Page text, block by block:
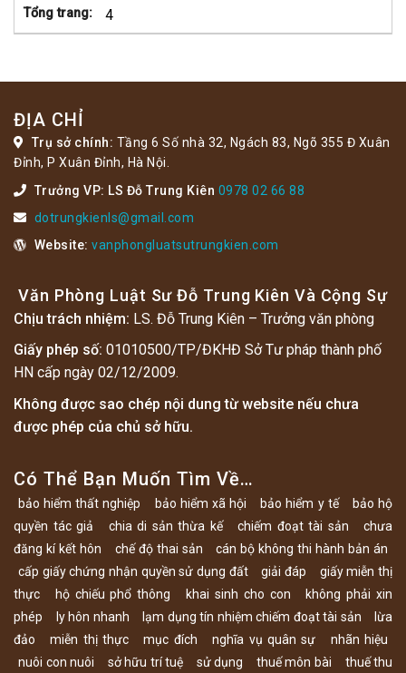
Tổng trang: 4
ĐỊA CHỈ
Trụ sở chính: Tầng 6 Số nhà 32, Ngách 83, Ngõ 355 Đ Xuân
Đỉnh, P Xuân Đỉnh, Hà Nội.
Trưởng VP: LS Đỗ Trung Kiên 0978 02 66 88
dotrungkienls@gmail.com
Website: vanphongluatsutrungkien.com
Văn Phòng Luật Sư Đỗ Trung Kiên Và Cộng Sự
Chịu trách nhiệm: LS. Đỗ Trung Kiên – Trưởng văn phòng
Giấy phép số: 01010500/TP/ĐKHĐ Sở Tư pháp thành phố
HN cấp ngày 02/12/2009.
Không được sao chép nội dung từ website nếu chưa
được phép của chủ sở hữu.
Có Thể Bạn Muốn Tìm Về…
bảo hiểm thất nghiệp bảo hiểm xã hội bảo hiểm y tế
bảo hộ
quyền tác giả
chia di sản thừa kế chiếm đoạt tài sản
chưa
đăng kí kết hôn
chế độ thai sản
cán bộ không thi hành bản án
cấp giấy chứng nhận quyền sử dụng đất
giải đáp
giấy miễn thị
thực
hộ chiếu phổ thông khai sinh cho con
không phải xin
phép
ly hôn nhanh lạm dụng tín nhiệm chiếm đoạt tài sản
lừa
đảo
miễn thị thực mục đích nghĩa vụ quân sự
nhãn hiệu
nuôi con nuôi
sở hữu trí tuệ sử dụng thuế môn bài thuế thu